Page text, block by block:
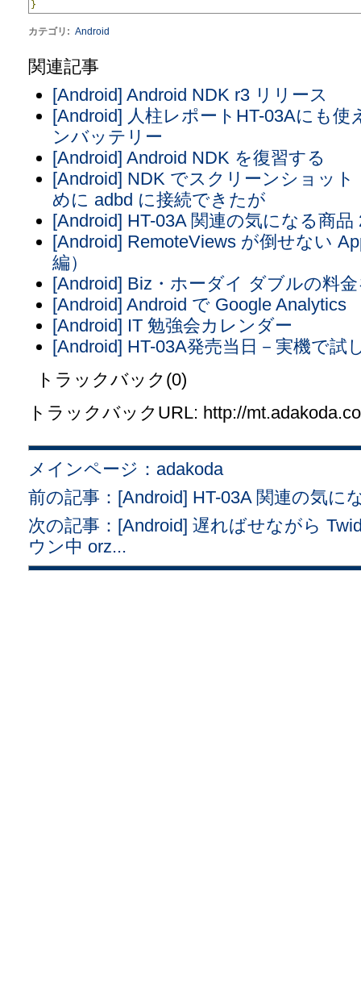
}
カテゴリ : Android
関連記事
[Android] Android NDK r3 リリース
[Android] 人柱レポートHT-03Aにも
ンバッテリー
[Android] Android NDK を復習する
[Android] NDK でスクリーンショッ
めに adbd に接続できたが
[Android] HT-03A 関連の気になる商品
[Android] RemoteViews が倒せない
編）
[Android] Biz・ホーダイ ダブルの料
[Android] Android で Google Analytics
[Android] IT 勉強会カレンダー
[Android] HT-03A発売当日－実機で試
トラックバック(0)
トラックバックURL: http://
メインページ：adakoda
前の記事：[Android] HT-03A 関連の気に
次の記事：[Android] 遅ればせながら
ウン中 orz...